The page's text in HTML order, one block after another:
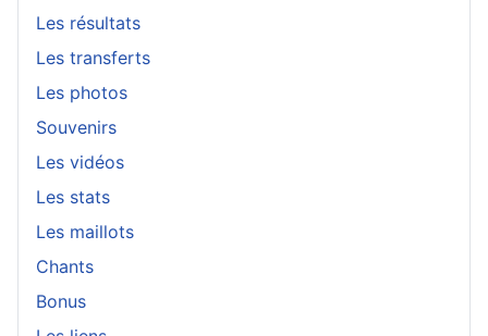
Les résultats
Les transferts
Les photos
Souvenirs
Les vidéos
Les stats
Les maillots
Chants
Bonus